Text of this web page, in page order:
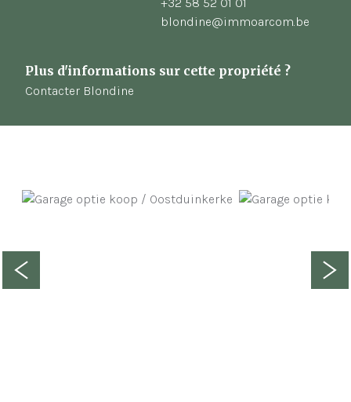
blondine@immoarcom.be
Plus d'informations sur cette propriété ?
Contacter Blondine